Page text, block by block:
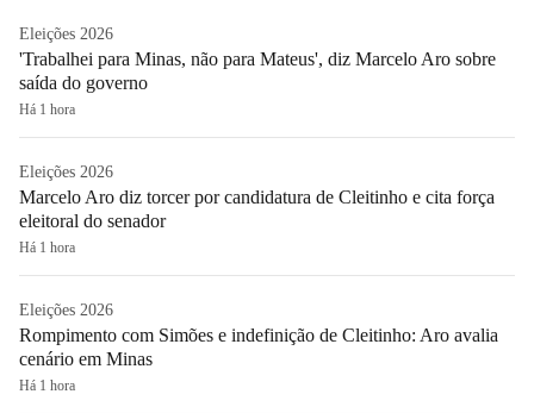
Eleições 2026
'Trabalhei para Minas, não para Mateus', diz Marcelo Aro sobre
saída do governo
Há 1 hora
Eleições 2026
Marcelo Aro diz torcer por candidatura de Cleitinho e cita força
eleitoral do senador
Há 1 hora
Eleições 2026
Rompimento com Simões e indefinição de Cleitinho: Aro avalia
cenário em Minas
Há 1 hora